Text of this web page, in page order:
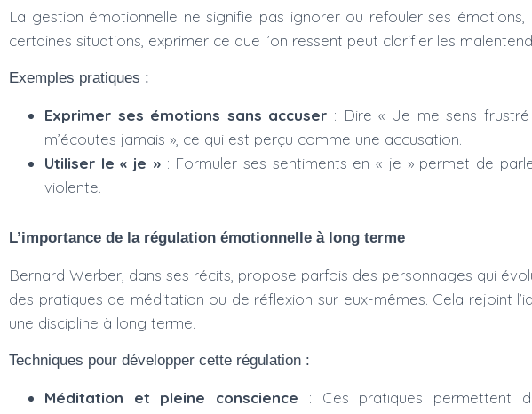
La gestion émotionnelle ne signifie pas ignorer ou refouler ses
certaines situations, exprimer ce que l’on ressent peut clarifier les
Exemples pratiques :
Exprimer ses émotions sans accuser : Dire « Je me sens
m’écoutes jamais », ce qui est perçu comme une accusation.
Utiliser le « je »: Formuler ses sentiments en « je » permet de
violente.
L’importance de la régulation émotionnelle à long terme
Bernard Werber, dans ses récits, propose parfois des personnages qui
des pratiques de méditation ou de réflexion sur eux-mêmes. Cela rejoint
une discipline à long terme.
Techniques pour développer cette régulation :
Méditation et pleine conscience : Ces pratiques permettent